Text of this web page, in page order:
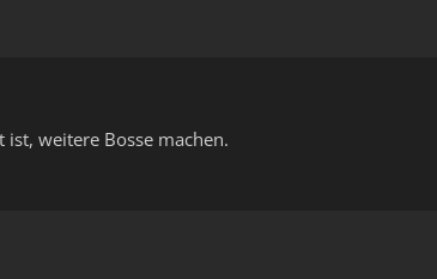
weitere Bosse machen.